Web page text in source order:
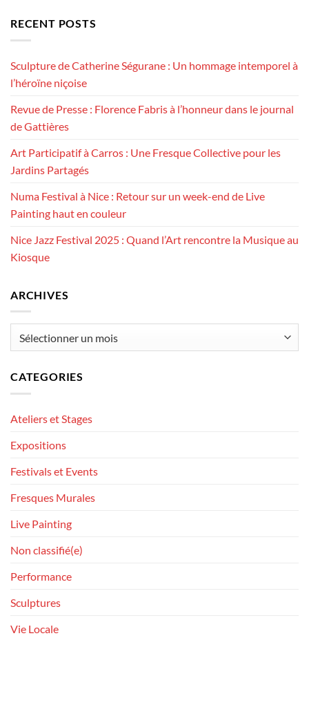
RECENT POSTS
Sculpture de Catherine Ségurane : Un hommage intemporel à
l’héroïne niçoise
Revue de Presse : Florence Fabris à l’honneur dans le journal
de Gattières
Art Participatif à Carros : Une Fresque Collective pour les
Jardins Partagés
Numa Festival à Nice : Retour sur un week-end de Live
Painting haut en couleur
Nice Jazz Festival 2025 : Quand l’Art rencontre la Musique au
Kiosque
ARCHIVES
CATEGORIES
Ateliers et Stages
Expositions
Festivals et Events
Fresques Murales
Live Painting
Non classifié(e)
Performance
Sculptures
Vie Locale